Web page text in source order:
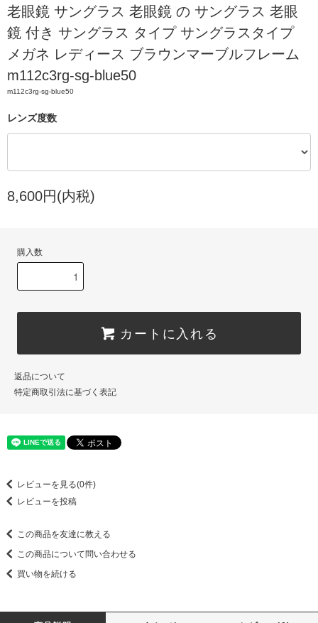
老眼鏡 サングラス 老眼鏡 の サングラス 老眼
鏡 付き サングラス タイプ サングラスタイプ
メガネ レディース ブラウンマーブルフレーム
m112c3rg-sg-blue50
m112c3rg-sg-blue50
レンズ度数
8,600円(内税)
購入数
カートに入れる
返品について
特定商取引法に基づく表記
レビューを見る(0件)
レビューを投稿
この商品を友達に教える
この商品について問い合わせる
買い物を続ける